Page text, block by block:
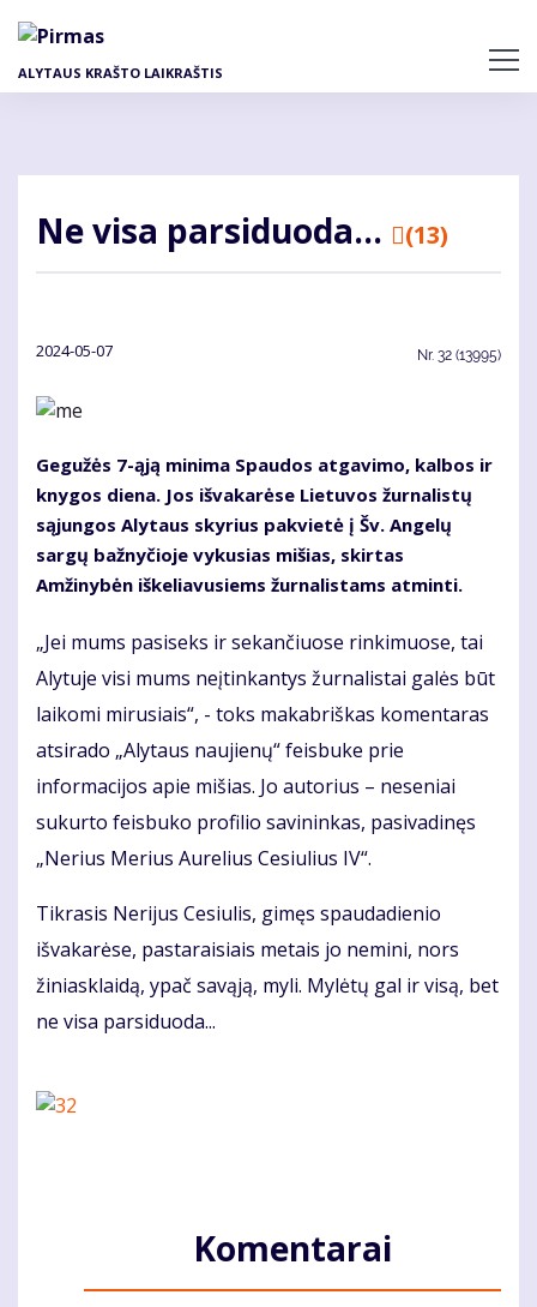
pagrindinį
ALYTAUS KRAŠTO LAIKRAŠTIS
Ne visa parsiduoda... (13)
2024-05-07 Nr. 32 (13995)
Gegužės 7-ąją minima Spaudos atgavimo, kalbos ir
knygos diena. Jos išvakarėse Lietuvos žurnalistų
sąjungos Alytaus skyrius pakvietė į Šv. Angelų
sargų bažnyčioje vykusias mišias, skirtas
Amžinybėn iškeliavusiems žurnalistams atminti.
„Jei mums pasiseks ir sekančiuose rinkimuose, tai
Alytuje visi mums neįtinkantys žurnalistai galės būt
laikomi mirusiais“, - toks makabriškas komentaras
atsirado „Alytaus naujienų“ feisbuke prie
informacijos apie mišias. Jo autorius – neseniai
sukurto feisbuko profilio savininkas, pasivadinęs
„Nerius Merius Aurelius Cesiulius IV“.
Tikrasis Nerijus Cesiulis, gimęs spaudadienio
išvakarėse, pastaraisiais metais jo nemini, nors
žiniasklaidą, ypač savąją, myli. Mylėtų gal ir visą, bet
ne visa parsiduoda...
Komentarai